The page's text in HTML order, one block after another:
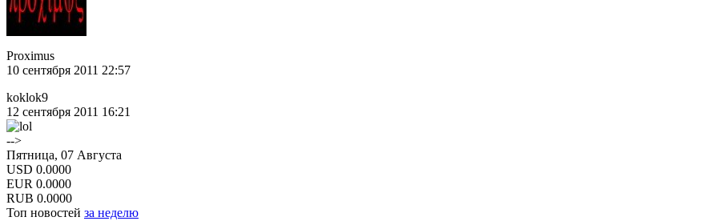
Proximus
10 сентября 2011 22:57
koklok9
12 сентября 2011 16:21
-->
Пятница, 07 Августа
USD 0.0000
EUR 0.0000
RUB 0.0000
Топ новостей за неделю